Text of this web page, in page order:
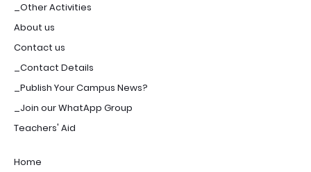
_Other Activities
About us
Contact us
_Contact Details
_Publish Your Campus News?
_Join our WhatApp Group
Teachers' Aid
Home